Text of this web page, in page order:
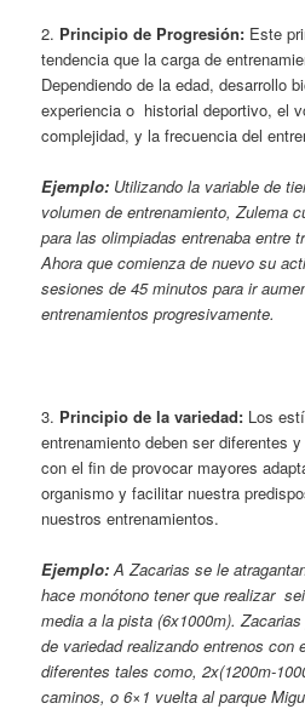
2. Principio de Progresión: Este
tendencia que la carga de
Dependiendo de la edad, desarrollo
experiencia o historial deportivo, el
complejidad, y la frecuencia del
Ejemplo: Utilizando la variable de
volumen de entrenamiento, Zulema
para las olimpiadas entrenaba entre
Ahora que comienza de nuevo su
sesiones de 45 minutos para ir
entrenamientos progresivamente.
3. Principio de la variedad: Los
entrenamiento deben ser diferentes
con el fin de provocar mayores
organismo y facilitar nuestra
nuestros entrenamientos.
Ejemplo:A Zacarias se le
hace monótono tener que realizar
media a la pista (6x1000m).
de variedad realizando entrenos con
diferentes tales como, 2x(1200m-
caminos, o 6×1 vuelta al parque